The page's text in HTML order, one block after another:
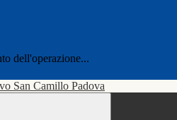
dell'operazione...